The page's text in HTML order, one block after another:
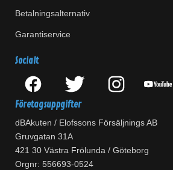
Betalningsalternativ
Garantiservice
Socialt
Företagsuppgifter
dBAkuten / Elofssons Försäljnings AB
Gruvgatan 31A
421 30 Västra Frölunda / Göteborg
Orgnr: 556693-0524